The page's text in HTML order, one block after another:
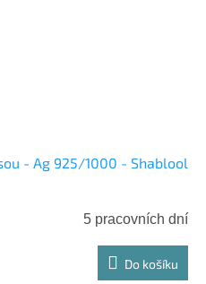
- Ag 925/1000 - Shablool
5 pracovních dní
Do košíku